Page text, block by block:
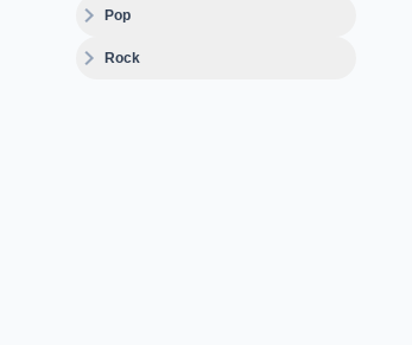
expand_morePop
expand_moreRock